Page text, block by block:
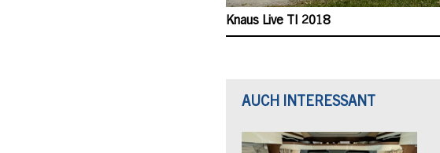
Knaus Live 2018
AUCH INTERESSANT